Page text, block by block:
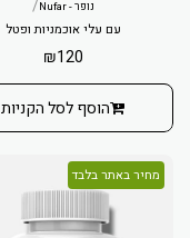
נופר - Nufar /
עם עלי אוכמניות ופטל
₪120
הוסף לסל הקניות
מחיר באתר בלבד